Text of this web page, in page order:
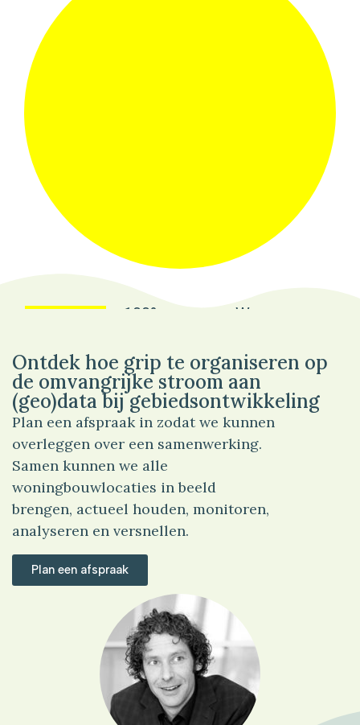
100% Wonen
Ontdek hoe grip te organiseren op
de omvangrijke stroom aan
(geo)data bij gebiedsontwikkeling
Plan een afspraak in zodat we kunnen
overleggen over een samenwerking.
Samen kunnen we alle
woningbouwlocaties in beeld
brengen, actueel houden, monitoren,
analyseren en versnellen.
Plan een afspraak